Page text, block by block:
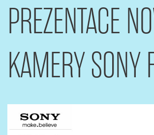
PREZENTACE
KAMERY SONY